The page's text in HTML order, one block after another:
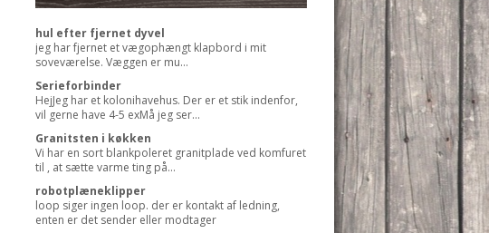
hul efter fjernet dyvel
jeg har fjernet et vægophængt klapbord i mit
soveværelse. Væggen er mu...
Serieforbinder
HejJeg har et kolonihavehus. Der er et stik indenfor,
vil gerne have 4-5 exMå jeg ser...
Granitsten i køkken
Vi har en sort blankpoleret granitplade ved komfuret
til , at sætte varme ting på...
robotplæneklipper
loop siger ingen loop. der er kontakt af ledning,
enten er det sender eller modtager